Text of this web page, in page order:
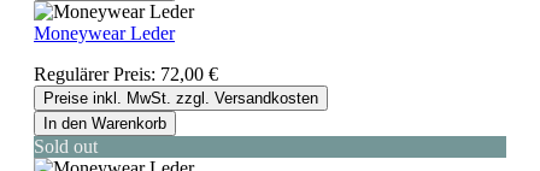
Moneywear Leder
Regulärer Preis: 72,00 €
Preise inkl. MwSt. zzgl. Versandkosten
In den Warenkorb
Sold out